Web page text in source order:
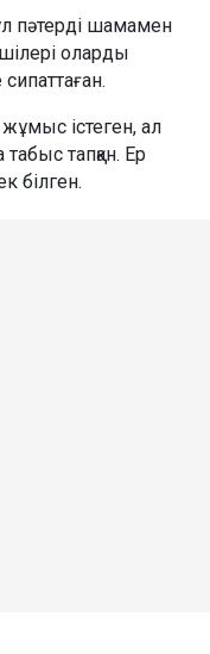
пәтерді шамамен
оларды
істеген, ал
тапқан. Ер
білген.